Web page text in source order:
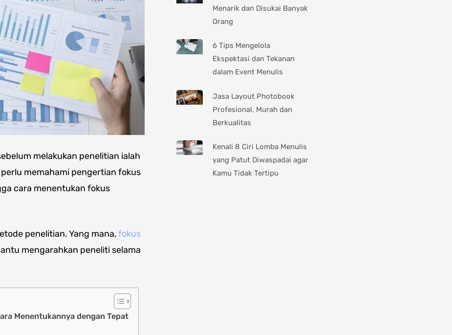
melakukan penelitian ialah
memahami pengertian fokus
cara menentukan fokus
penelitian. Yang mana,fokus
mengarahkan peneliti selama
Menentukannya dengan Tepat
Menarik dan Disukai Banyak
Orang
6 Tips Mengelola
Ekspektasi dan Tekanan
dalam Event Menulis
Jasa Layout Photobook
Profesional, Murah dan
Berkualitas
Kenali 8 Ciri Lomba Menulis
yang Patut Diwaspadai agar
Kamu Tidak Tertipu